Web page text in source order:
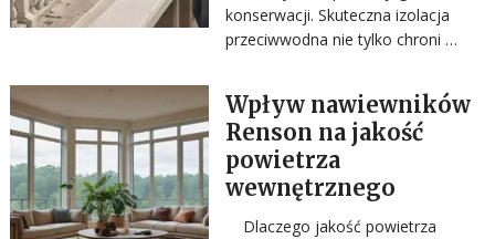
konserwacji. Skuteczna izolacja
przeciwwodna nie tylko chroni …
Wpływ nawiewników
Renson na jakość
powietrza
wewnętrznego
Dlaczego jakość powietrza